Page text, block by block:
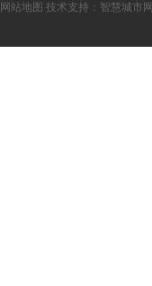
网站地图 技术支持： 智慧城市网